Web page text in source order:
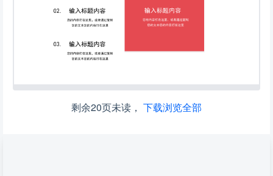
剩余20页未读， 下载浏览全部